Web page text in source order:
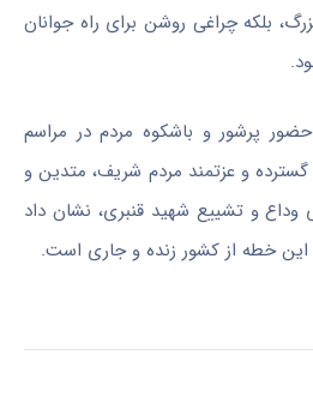
بلکه چراغی روشن برای راه جوانان
پرشور و باشکوه مردم در مراسم
و عزتمند مردم شریف، متدین و
وداع و تشییع شهید قنبری، نشان داد
اینخطه از کشور زنده و جاری است.